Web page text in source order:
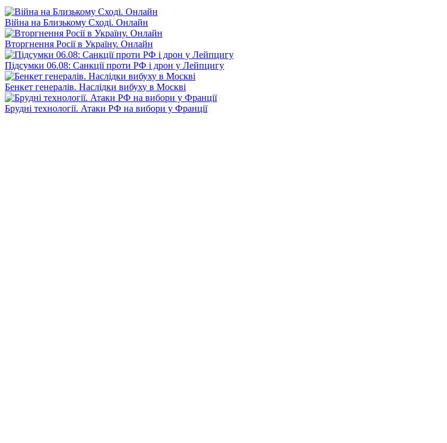
Війна на Близькому Сході. Онлайн
Вторгнення Росії в Україну. Онлайн
Підсумки 06.08: Санкції проти РФ і дрон у Лейпцигу
Бенкет генералів. Наслідки вибуху в Москві
Брудні технології. Атаки РФ на вибори у Франції